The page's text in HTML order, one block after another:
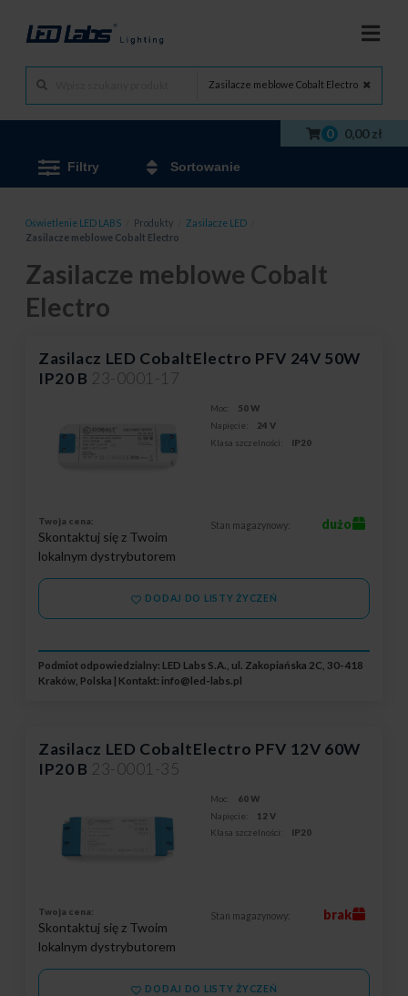
Zasilacze meblowe Cobalt Electro
0 0,00 zł
Filtry Sortowanie
Oświetlenie LED LABS Produkty Zasilacze LED
Zasilacze meblowe Cobalt Electro
Zasilacze meblowe Cobalt
Electro
Zasilacz LED CobaltElectro PFV 24V 50W
IP20 B 23-0001-17
Moc:
50 W
Napięcie:
24 V
Klasa szczelności:
IP20
Twoja cena:
Skontaktuj się z Twoim
lokalnym dystrybutorem
Stan magazynowy: dużo
DODAJ DO LISTY ŻYCZEŃ
Podmiot odpowiedzialny: LED Labs S.A., ul. Zakopiańska 2C, 30-418
Kraków, Polska | Kontakt: info@led-labs.pl
Zasilacz LED CobaltElectro PFV 12V 60W
IP20 B 23-0001-35
Moc:
60 W
Napięcie:
12 V
Klasa szczelności:
IP20
Twoja cena:
Skontaktuj się z Twoim
lokalnym dystrybutorem
Stan magazynowy: brak
DODAJ DO LISTY ŻYCZEŃ